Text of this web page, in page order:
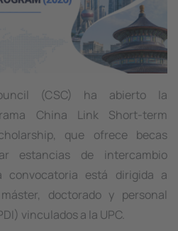
(CSC) ha abierto la
China Link Short-term
que ofrece becas
estancias de intercambio
está dirigida a
doctorado y personal
vinculados a la UPC.